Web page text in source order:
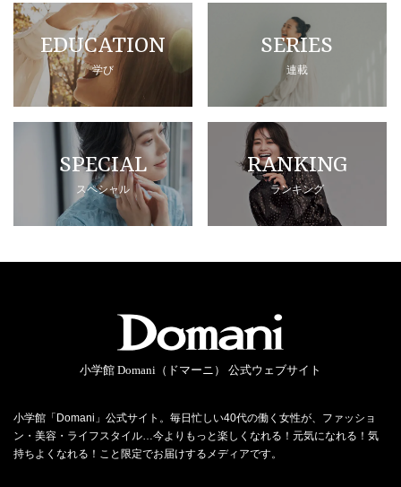
EDUCATION
学び
SERIES
連載
SPECIAL
スペシャル
RANKING
ランキング
小学館 Domani（ドマーニ） 公式ウェブサイト
小学館「Domani」公式サイト。毎日忙しい40代の働く女性が、ファッショ
ン・美容・ライフスタイル…今よりもっと楽しくなれる！元気になれる！気
持ちよくなれる！こと限定でお届けするメディアです。